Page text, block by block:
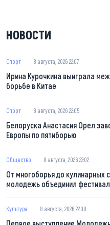
НОВОСТИ
Спорт 8 августа, 2026 22:07
Ирина Курочкина выиграла
борьбе в Китае
Спорт 8 августа, 2026 22:05
Белоруска Анастасия Орел
Европы по пятиборью
Общество 8 августа, 2026 22:02
От многоборья до
молодежь объединил
Культура 8 августа, 2026 22:00